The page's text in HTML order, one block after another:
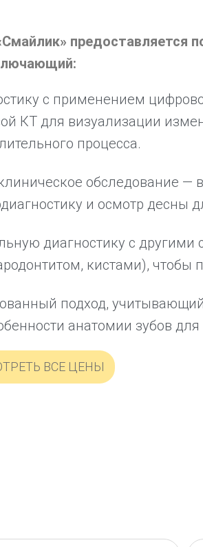
предоставляется
с применением
КТ для визуализации
процесса.
обследование —
и осмотр
диагностику с другими
кистами), чтобы
подход,
анатомии зубов
ВСЕ ЦЕНЫ